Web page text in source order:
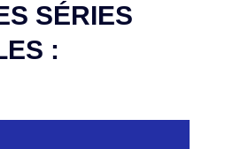
SÉRIES
: